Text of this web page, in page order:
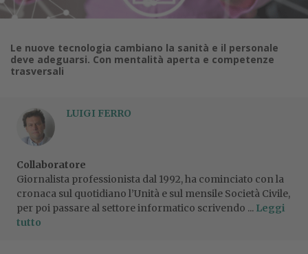
Le nuove tecnologia cambiano la sanità e il personale
deve adeguarsi. Con mentalità aperta e competenze
trasversali
LUIGI FERRO
Collaboratore
Giornalista professionista dal 1992, ha cominciato con la
cronaca sul quotidiano l’Unità e sul mensile Società Civile,
per poi passare al settore informatico scrivendo ... Leggi
tutto